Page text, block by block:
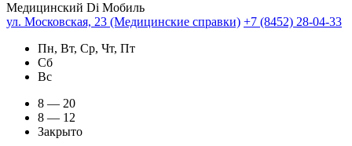
Медицинский Di Мобиль
ул. Московская, 23 (Медицинские справки) +7 (8452) 28-04-33
Пн, Вт, Ср, Чт, Пт
Сб
Вс
8 — 20
8 — 12
Закрыто